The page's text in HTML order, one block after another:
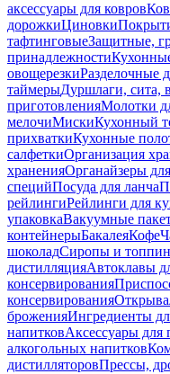
аксессуары для ковров
дорожкиЦиновки
тафтинговыеЗащитные,
принадлежности
овощерезкиРазделочные
таймерыДуршлаги, сита,
приготовленияМолотки
мелочиМискиКухонный
прихваткиКухонные
салфеткиОрганизация
храненияОрганайзеры
специйПосуда для ланча
рейлингиРейлинги для
упаковкаВакуумные
контейнерыБакалеяКофе
шоколадСиропы и
дистилляцияАвтоклавы
консервирования
консервирования
броженияИнгредиенты
напитковАксессуары для
алкогольных напитков
дистилляторовПрессы,